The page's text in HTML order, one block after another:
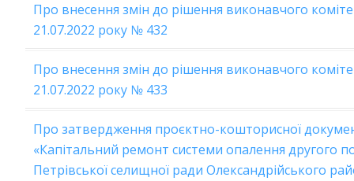
Про внесення змін до рішення виконавчого
21.07.2022 року № 432
Про внесення змін до рішення виконавчого
21.07.2022 року № 433
Про затвердження проєктно-кошторисної
«Капітальний ремонт системи опалення другого
Петрівської селищної ради Олександрійського